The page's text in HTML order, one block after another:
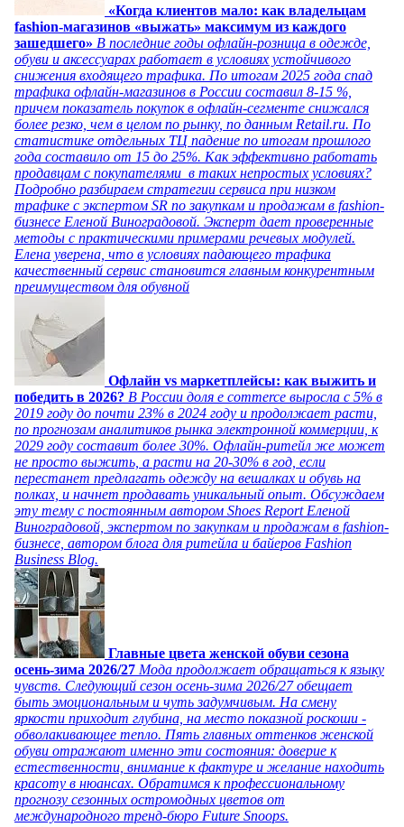
«Когда клиентов мало: как владельцам
fashion-магазинов «выжать» максимум из каждого
зашедшего» В последние годы офлайн-розница в одежде,
обуви и аксессуарах работает в условиях устойчивого
снижения входящего трафика. По итогам 2025 года спад
трафика офлайн-магазинов в России составил 8-15 %,
причем показатель покупок в офлайн-сегменте снижался
более резко, чем в целом по рынку, по данным Retail.ru. По
статистике отдельных ТЦ падение по итогам прошлого
года составило от 15 до 25%. Как эффективно работать
продавцам с покупателями в таких непростых условиях?
Подробно разбираем стратегии сервиса при низком
трафике с экспертом SR по закупкам и продажам в fashion-
бизнесе Еленой Виноградовой. Эксперт дает проверенные
методы с практическими примерами речевых модулей.
Елена уверена, что в условиях падающего трафика
качественный сервис становится главным конкурентным
преимуществом для обувной
Офлайн vs маркетплейсы: как выжить и
победить в 2026? В России доля e commerce выросла с 5% в
2019 году до почти 23% в 2024 году и продолжает расти,
по прогнозам аналитиков рынка электронной коммерции, к
2029 году составит более 30%. Офлайн-ритейл же может
не просто выжить, а расти на 20-30% в год, если
перестанет предлагать одежду на вешалках и обувь на
полках, и начнет продавать уникальный опыт. Обсуждаем
эту тему с постоянным автором Shoes Report Еленой
Виноградовой, экспертом по закупкам и продажам в fashion-
бизнесе, автором блога для ритейла и байеров Fashion
Business Blog.
Главные цвета женской обуви сезона
осень-зима 2026/27 Мода продолжает обращаться к языку
чувств. Следующий сезон осень-зима 2026/27 обещает
быть эмоциональным и чуть задумчивым. На смену
яркости приходит глубина, на место показной роскоши -
обволакивающее тепло. Пять главных оттенков женской
обуви отражают именно эти состояния: доверие к
естественности, внимание к фактуре и желание находить
красоту в нюансах. Обратимся к профессиональному
прогнозу сезонных остромодных цветов от
международного тренд-бюро Future Snoops.